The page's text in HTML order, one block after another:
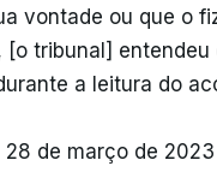
vontade ou que o
[o tribunal]
a leitura do
28 de março de